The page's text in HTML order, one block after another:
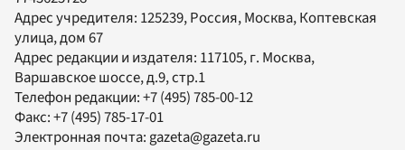
Адрес учредителя: 125239, Россия, Москва, Коптевская
улица, дом 67
Адрес редакции и издателя: 117105, г. Москва,
Варшавское шоссе, д.9, стр.1
Телефон редакции:+7 (495) 785-00-12
Факс:+7 (495) 785-17-01
Электронная почта:gazeta@gazeta.ru